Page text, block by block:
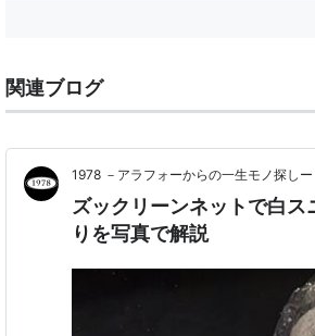
関連ブログ
1978 －アラフォーからの一生モノ探しー
ズックリーンネットで白
りを写真で解説